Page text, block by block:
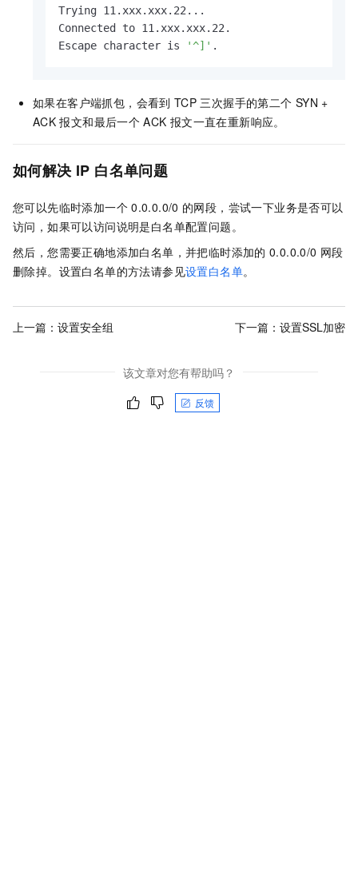
Trying 11.xxx.xxx.22...
Connected to 11.xxx.xxx.22.
Escape character is
'^]' .
如果在客户端抓包，会看到 TCP 三次握手的第二个 SYN +
ACK 报文和最后一个 ACK 报文一直在重新响应。
如何解决 IP 白名单问题
您可以先临时添加一个 0.0.0.0/0 的网段，尝试一下业务是否可以
访问，如果可以访问说明是白名单配置问题。
然后，您需要正确地添加白名单，并把临时添加的 0.0.0.0/0 网段
删除掉。设置白名单的方法请参见设置白名单。
上一篇： 设置安全组 下一篇： 设置SSL加密
该文章对您有帮助吗？
反馈